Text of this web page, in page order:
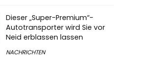
Dieser „Super-Premium“-
Autotransporter wird Sie vor
Neid erblassen lassen
NACHRICHTEN